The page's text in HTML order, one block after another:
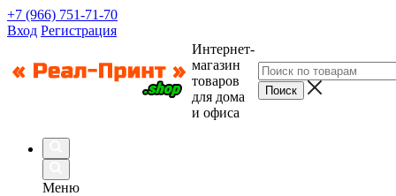
+7 (966) 751-71-70
Вход Регистрация
Интернет-
магазин
товаров
для дома
и офиса
Меню